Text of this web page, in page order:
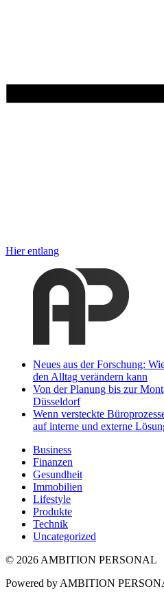
Hier entlang
Neues aus der Forschung:
den Alltag verändern kann
Von der Planung bis zur
Düsseldorf
Wenn versteckte
auf interne und externe
Business
Finanzen
Gesundheit
Immobilien
Lifestyle
Produkte
Technik
Uncategorized
© 2026 AMBITION PERSONAL
Powered by AMBITION